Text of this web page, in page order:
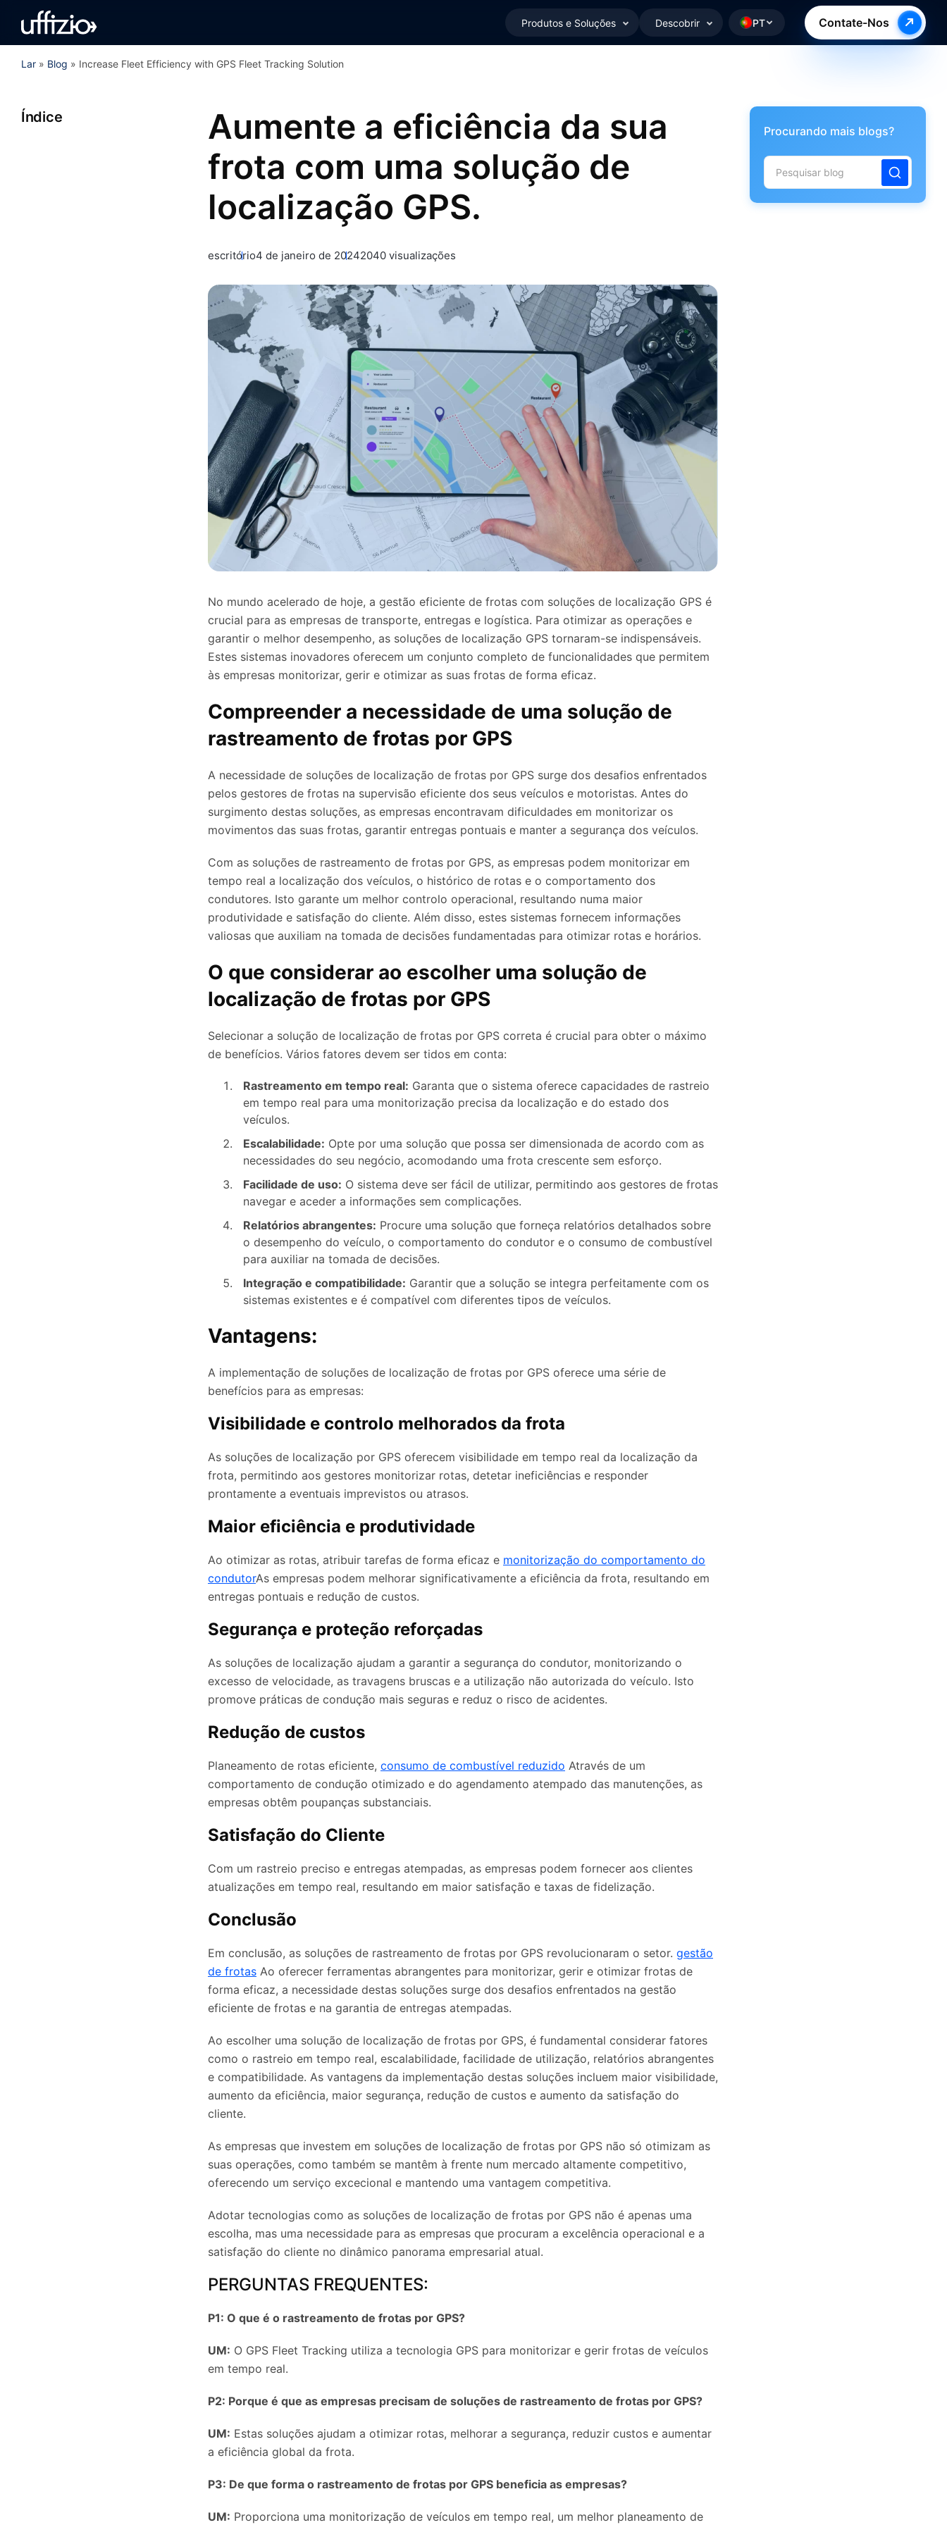
Produtos e Soluções Descobrir PT Contate-Nos
Lar » Blog » Increase Fleet Efficiency with GPS Fleet Tracking Solution
Índice
Aumente a eficiência da sua
frota com uma solução de
localização GPS.
escritório4 de janeiro de 20242040 visualizações
No mundo acelerado de hoje, a gestão eficiente de frotas com soluções de localização GPS é
crucial para as empresas de transporte, entregas e logística. Para otimizar as operações e
garantir o melhor desempenho, as soluções de localização GPS tornaram-se indispensáveis.
Estes sistemas inovadores oferecem um conjunto completo de funcionalidades que permitem
às empresas monitorizar, gerir e otimizar as suas frotas de forma eficaz.
Compreender a necessidade de uma solução de
rastreamento de frotas por GPS
A necessidade de soluções de localização de frotas por GPS surge dos desafios enfrentados
pelos gestores de frotas na supervisão eficiente dos seus veículos e motoristas. Antes do
surgimento destas soluções, as empresas encontravam dificuldades em monitorizar os
movimentos das suas frotas, garantir entregas pontuais e manter a segurança dos veículos.
Com as soluções de rastreamento de frotas por GPS, as empresas podem monitorizar em
tempo real a localização dos veículos, o histórico de rotas e o comportamento dos
condutores. Isto garante um melhor controlo operacional, resultando numa maior
produtividade e satisfação do cliente. Além disso, estes sistemas fornecem informações
valiosas que auxiliam na tomada de decisões fundamentadas para otimizar rotas e horários.
O que considerar ao escolher uma solução de
localização de frotas por GPS
Selecionar a solução de localização de frotas por GPS correta é crucial para obter o máximo
de benefícios. Vários fatores devem ser tidos em conta:
Rastreamento em tempo real: Garanta que o sistema oferece capacidades de rastreio
em tempo real para uma monitorização precisa da localização e do estado dos
veículos.
Escalabilidade: Opte por uma solução que possa ser dimensionada de acordo com as
necessidades do seu negócio, acomodando uma frota crescente sem esforço.
Facilidade de uso: O sistema deve ser fácil de utilizar, permitindo aos gestores de frotas
navegar e aceder a informações sem complicações.
Relatórios abrangentes: Procure uma solução que forneça relatórios detalhados sobre
o desempenho do veículo, o comportamento do condutor e o consumo de combustível
para auxiliar na tomada de decisões.
Integração e compatibilidade: Garantir que a solução se integra perfeitamente com os
sistemas existentes e é compatível com diferentes tipos de veículos.
Vantagens:
A implementação de soluções de localização de frotas por GPS oferece uma série de
benefícios para as empresas:
Visibilidade e controlo melhorados da frota
As soluções de localização por GPS oferecem visibilidade em tempo real da localização da
frota, permitindo aos gestores monitorizar rotas, detetar ineficiências e responder
prontamente a eventuais imprevistos ou atrasos.
Maior eficiência e produtividade
Ao otimizar as rotas, atribuir tarefas de forma eficaz e monitorização do comportamento do
condutorAs empresas podem melhorar significativamente a eficiência da frota, resultando em
entregas pontuais e redução de custos.
Segurança e proteção reforçadas
As soluções de localização ajudam a garantir a segurança do condutor, monitorizando o
excesso de velocidade, as travagens bruscas e a utilização não autorizada do veículo. Isto
promove práticas de condução mais seguras e reduz o risco de acidentes.
Redução de custos
Planeamento de rotas eficiente, consumo de combustível reduzido Através de um
comportamento de condução otimizado e do agendamento atempado das manutenções, as
empresas obtêm poupanças substanciais.
Satisfação do Cliente
Com um rastreio preciso e entregas atempadas, as empresas podem fornecer aos clientes
atualizações em tempo real, resultando em maior satisfação e taxas de fidelização.
Conclusão
Em conclusão, as soluções de rastreamento de frotas por GPS revolucionaram o setor. gestão
de frotas Ao oferecer ferramentas abrangentes para monitorizar, gerir e otimizar frotas de
forma eficaz, a necessidade destas soluções surge dos desafios enfrentados na gestão
eficiente de frotas e na garantia de entregas atempadas.
Ao escolher uma solução de localização de frotas por GPS, é fundamental considerar fatores
como o rastreio em tempo real, escalabilidade, facilidade de utilização, relatórios abrangentes
e compatibilidade. As vantagens da implementação destas soluções incluem maior visibilidade,
aumento da eficiência, maior segurança, redução de custos e aumento da satisfação do
cliente.
As empresas que investem em soluções de localização de frotas por GPS não só otimizam as
suas operações, como também se mantêm à frente num mercado altamente competitivo,
oferecendo um serviço excecional e mantendo uma vantagem competitiva.
Adotar tecnologias como as soluções de localização de frotas por GPS não é apenas uma
escolha, mas uma necessidade para as empresas que procuram a excelência operacional e a
satisfação do cliente no dinâmico panorama empresarial atual.
PERGUNTAS FREQUENTES:
P1: O que é o rastreamento de frotas por GPS?
UM: O GPS Fleet Tracking utiliza a tecnologia GPS para monitorizar e gerir frotas de veículos
em tempo real.
P2: Porque é que as empresas precisam de soluções de rastreamento de frotas por GPS?
UM: Estas soluções ajudam a otimizar rotas, melhorar a segurança, reduzir custos e aumentar
a eficiência global da frota.
P3: De que forma o rastreamento de frotas por GPS beneficia as empresas?
UM: Proporciona uma monitorização de veículos em tempo real, um melhor planeamento de
Procurando mais blogs?